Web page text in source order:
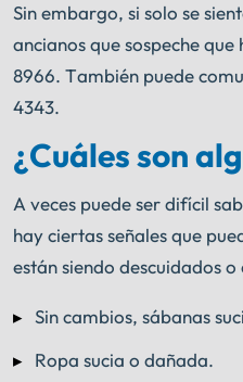
Sin embargo, si solo se
ancianos que sospeche
8966. También puede
4343.
¿Cuáles son
A veces puede ser difícil
hay ciertas señales que
están siendo descuidados
Sin cambios, sábanas
Ropa sucia o dañada.